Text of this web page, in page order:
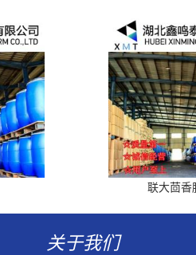
联大茴香
关于我们